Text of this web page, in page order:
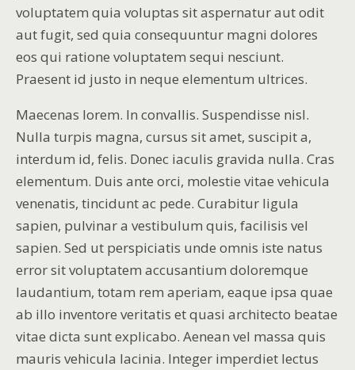
voluptatem quia voluptas sit aspernatur aut odit
aut fugit, sed quia consequuntur magni dolores
eos qui ratione voluptatem sequi nesciunt.
Praesent id justo in neque elementum ultrices.
Maecenas lorem. In convallis. Suspendisse nisl.
Nulla turpis magna, cursus sit amet, suscipit a,
interdum id, felis. Donec iaculis gravida nulla. Cras
elementum. Duis ante orci, molestie vitae vehicula
venenatis, tincidunt ac pede. Curabitur ligula
sapien, pulvinar a vestibulum quis, facilisis vel
sapien. Sed ut perspiciatis unde omnis iste natus
error sit voluptatem accusantium doloremque
laudantium, totam rem aperiam, eaque ipsa quae
ab illo inventore veritatis et quasi architecto beatae
vitae dicta sunt explicabo. Aenean vel massa quis
mauris vehicula lacinia. Integer imperdiet lectus